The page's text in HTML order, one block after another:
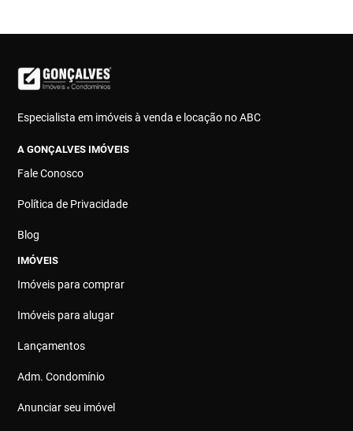
Especialista em imóveis à venda e locação no ABC
A GONÇALVES IMÓVEIS
Fale Conosco
Política de Privacidade
Blog
IMÓVEIS
Imóveis para comprar
Imóveis para alugar
Lançamentos
Adm. Condomínio
Anunciar seu imóvel